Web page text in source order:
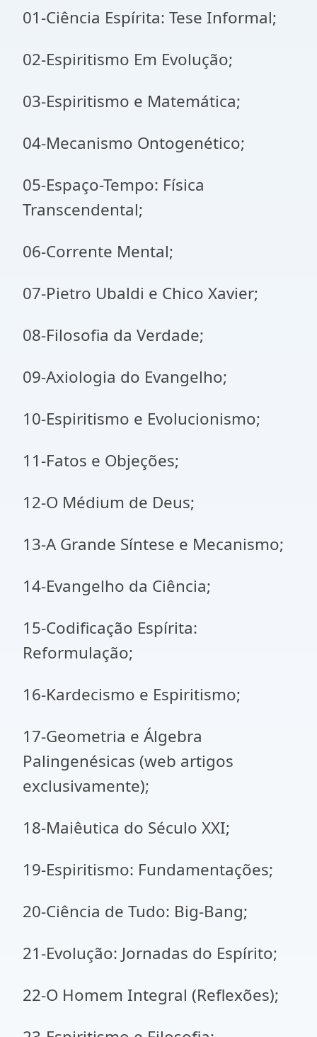
01-Ciência Espírita: Tese Informal;
02-Espiritismo Em Evolução;
03-Espiritismo e Matemática;
04-Mecanismo Ontogenético;
05-Espaço-Tempo: Física
Transcendental;
06-Corrente Mental;
07-Pietro Ubaldi e Chico Xavier;
08-Filosofia da Verdade;
09-Axiologia do Evangelho;
10-Espiritismo e Evolucionismo;
11-Fatos e Objeções;
12-O Médium de Deus;
13-A Grande Síntese e Mecanismo;
14-Evangelho da Ciência;
15-Codificação Espírita:
Reformulação;
16-Kardecismo e Espiritismo;
17-Geometria e Álgebra
Palingenésicas (web artigos
exclusivamente);
18-Maiêutica do Século XXI;
19-Espiritismo: Fundamentações;
20-Ciência de Tudo: Big-Bang;
21-Evolução: Jornadas do Espírito;
22-O Homem Integral (Reflexões);